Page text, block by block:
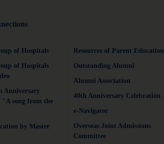
of Hospitals
of Hospitals
Anniversary
"A song from the
by Master
Resources of Parent Education
Outstanding Alumni
Alumni Association
40th Anniversary Celebration
e-Navigator
Overseas Joint Admissions
Committee